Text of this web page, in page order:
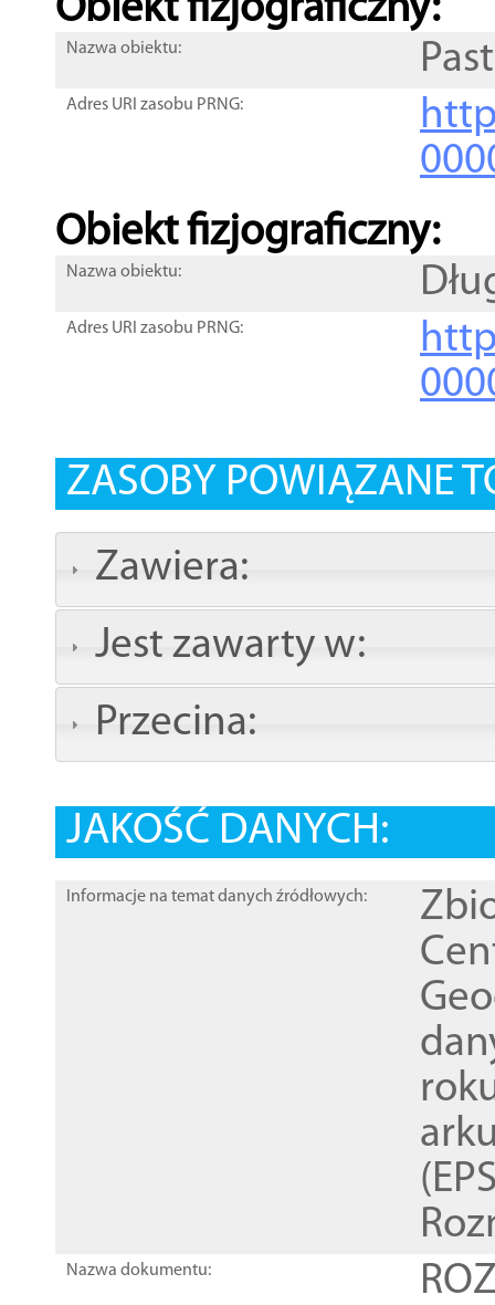
Obiekt fizjograficzny:
Nazwa obiektu:
Adres URI zasobu PRNG:
Obiekt fizjograficzny:
Nazwa obiektu:
Adres URI zasobu PRNG:
ZASOBY POWIĄZANE
Zawiera:
Jest zawarty w:
Przecina:
JAKOŚĆ DANYCH:
Informacje na temat danych źródłowych:
Nazwa dokumentu: